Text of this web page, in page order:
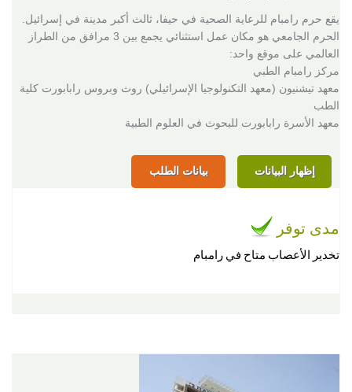
يقع حرم رامبام للرعاية الصحية في حيفا، ثالث أكبر مدينة في إسرائيل.
الحرم الجامعي هو مكان عمل استثنائي يجمع بين 3 مرافق من الطراز
العالمي على موقع واحد:
مركز رامبام الطبي
معهد تيشنيون (معهد التكنولوجيا الإسرائيلي) روث وبروس رابابورت كلية
الطب
معهد الأسرة رابابورت للبحوث في العلوم الطبية
إظهار البيانات بيانات الطلب
مدى توفر
تخدير الأعصاب متاح في رامبام